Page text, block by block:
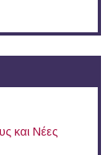
και Νέες